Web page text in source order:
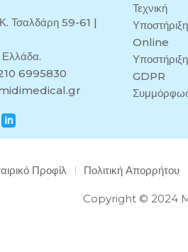
Τσαλδάρη 59-61 |
6995830
Τεχνική
Υποστήριξη
Online
Υποστήριξη
GDPR
Προφίλ Πολιτική Απορρήτου
Copyright © 2024